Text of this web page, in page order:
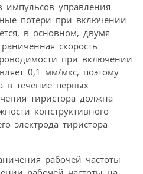
импульсов управления
потери при включении
в основном, двумя
скорость
при включении
0,1 мм/мкс, поэтому
в течение первых
тиристора должна
конструктивного
электрода тиристора
рабочей частоты